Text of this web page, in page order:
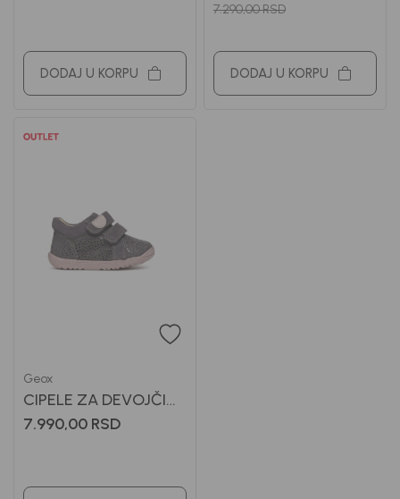
DODAJ U KORPU
7.290,00RSD
DODAJ U KORPU
Geox
CIPELE ZA DEVOJČICE
GEOX
7.990,00 RSD